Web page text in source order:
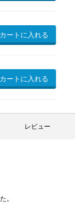
カートに入れる
カートに入れる
レビュー
。